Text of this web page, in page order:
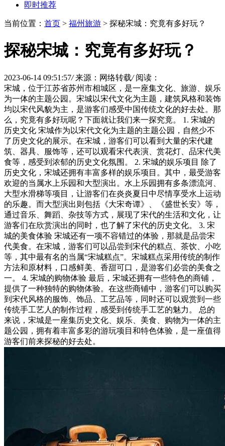
即时推荐
当前位置： 首页 > 福州旅游 > 探秘宋城：究竟有多好玩？
探秘宋城：究竟有多好玩？
2023-06-14 09:51:57/ 来源：网络转载/ 阅读：
宋城，位于江苏省苏州市相城区，是一座集文化、旅游、娱乐
为一体的主题公园。宋城以宋代文化为主题，建筑风格和装饰
均以宋代风貌为主，是游客们感受中国传统文化的好去处。那
么，究竟有多好玩呢？下面就让我们来一探究竟。 1. 宋城的
历史文化 宋城作为以宋代文化为主题的主题公园，自然少不
了历史文化的展示。在宋城，游客们可以看到大量的宋代建
筑、器具、服饰等，还可以观看宋代表演、赏花灯、品宋代美
食等，感受到浓郁的历史文化氛围。 2. 宋城的娱乐项目 除了
历史文化，宋城还拥有丰富多样的娱乐项目。其中，最受游客
欢迎的当属水上乐园和大型演出。水上乐园拥有多条漂流河、
大型水滑梯等项目，让游客们在炎炎夏日中尽情享受水上运动
的乐趣。而大型演出则包括《大宋奇谭》、《盛世长安》等，
通过音乐、舞蹈、杂技等方式，展现了宋代的生活和文化，让
游客们在欣赏演出的同时，也了解了宋代的历史文化。 3. 宋
城的美食体验 宋城还有一项不容错过的体验，那就是品尝宋
代美食。在宋城，游客们可以品尝到宋代的糕点、茶饮、小吃
等，其中最有名的当属“宋城糕点”。宋城糕点采用传统的制作
方法和原材料，口感鲜美、香甜可口，是游客们必尝的美食之
一。 4. 宋城的购物体验 最后，宋城还拥有一些特色的商铺，
提供了一种独特的购物体验。在这些商铺中，游客们可以购买
到宋代风格的服饰、饰品、工艺品等，同时还可以观赏到一些
传统手工艺人的制作过程，感受到传统手工艺的魅力。 总的
来说，宋城是一座集历史文化、娱乐、美食、购物为一体的主
题公园，拥有着丰富多彩的游玩项目和特色体验，是一座值得
游客们前来探秘的好去处。